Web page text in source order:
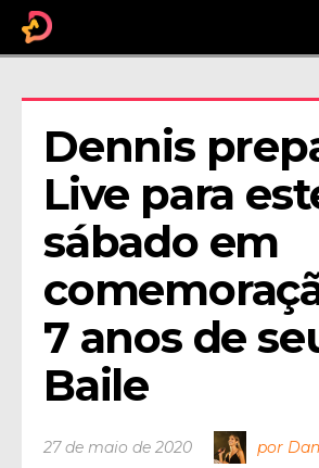
Dennis
Live para
sábado em
7 anos de
Baile
27 de maio de 2020 por